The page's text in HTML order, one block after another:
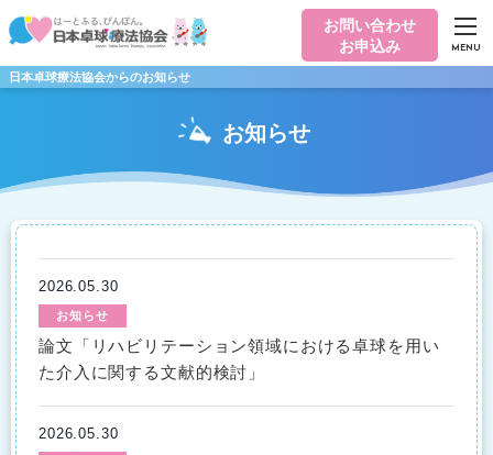
日本卓球療法協会からのお知らせ
お問い合わせ
お申込み
MENU
お知らせ
2026.05.30
お知らせ
論文「リハビリテーション領域における卓球を用い
た介入に関する文献的検討」
2026.05.30